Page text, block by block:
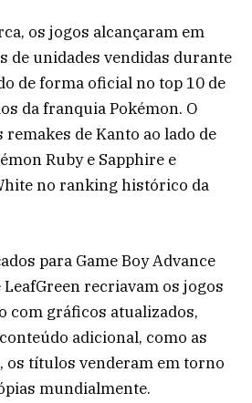
os jogos alcançaram em
de unidades vendidas durante
de forma oficial no top 10 de
da franquia Pokémon. O
de Kanto ao lado de
Ruby e Sapphire e
no ranking histórico da
para Game Boy Advance
LeafGreen recriavam os jogos
com gráficos atualizados,
adicional, como as
os títulos venderam em torno
mundialmente.